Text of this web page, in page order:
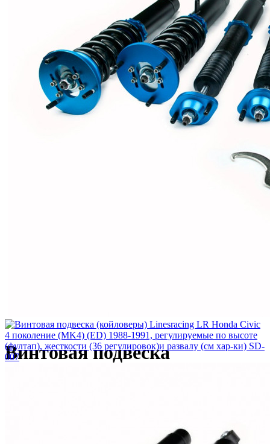
Винтовая подвеска